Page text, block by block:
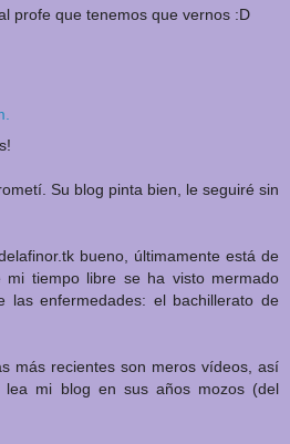
profe que tenemos que vernos :D
Su blog pinta bien, le seguiré sin
bueno, últimamente está de
tiempo libre se ha visto mermado
las enfermedades: el bachillerato de
más recientes son meros vídeos, así
lea mi blog en sus años mozos (del